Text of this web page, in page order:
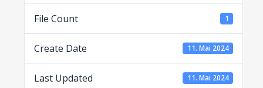
File Count 1
Create Date 11. Mai 2024
Last Updated 11. Mai 2024